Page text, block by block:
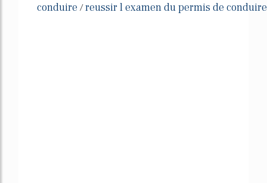
conduire /reussir l examen du permis de conduire